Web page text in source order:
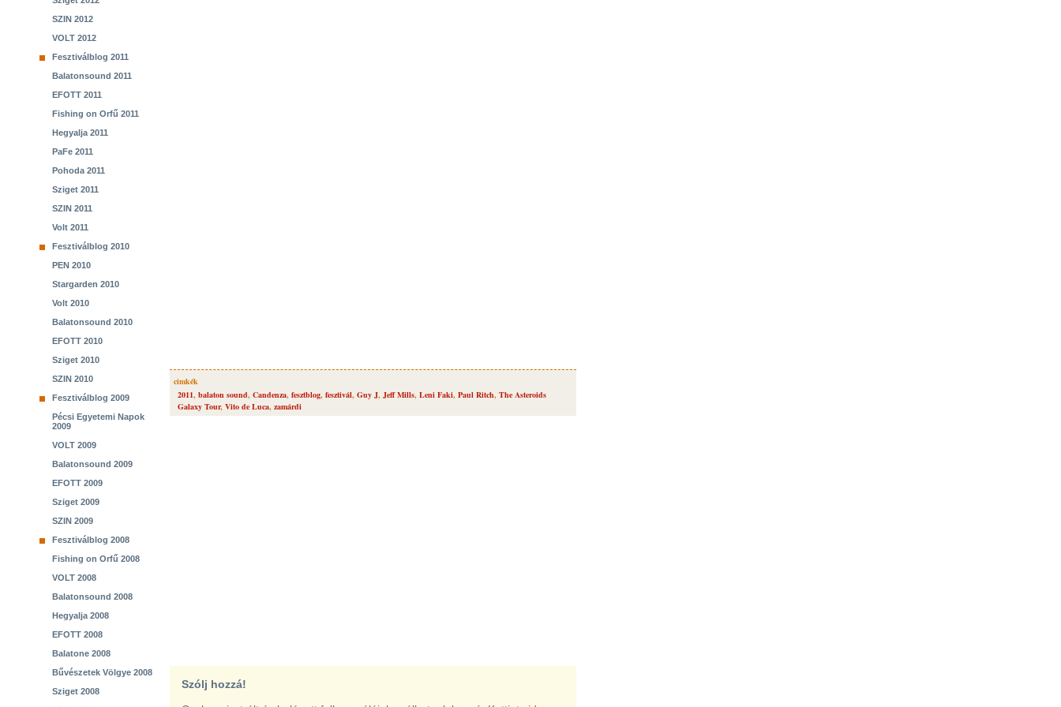
SZIN 2012
VOLT 2012
Fesztiválblog 2011
Balatonsound 2011
EFOTT 2011
Fishing on Orfű 2011
Hegyalja 2011
PaFe 2011
Pohoda 2011
Sziget 2011
SZIN 2011
Volt 2011
Fesztiválblog 2010
PEN 2010
Stargarden 2010
Volt 2010
Balatonsound 2010
EFOTT 2010
Sziget 2010
SZIN 2010
Fesztiválblog 2009
Pécsi Egyetemi Napok
2009
VOLT 2009
Balatonsound 2009
EFOTT 2009
Sziget 2009
SZIN 2009
Fesztiválblog 2008
Fishing on Orfű 2008
VOLT 2008
Balatonsound 2008
Hegyalja 2008
EFOTT 2008
Balatone 2008
Bűvészetek Völgye 2008
Sziget 2008
cimkék
2011, balaton sound, Candenza, fesztblog, fesztivál, Guy J, Jeff Mills, Leni Faki, Paul Ritch, The Asteroids
Galaxy Tour, Vito de Luca, zamárdi
Szólj hozzá!